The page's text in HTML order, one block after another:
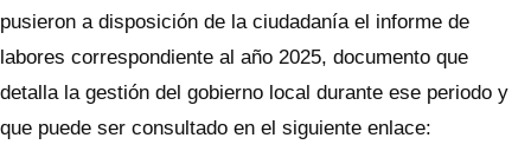
pusieron a disposición de la ciudadanía el informe de
labores correspondiente al año 2025, documento que
detalla la gestión del gobierno local durante ese periodo y
que puede ser consultado en el siguiente enlace: